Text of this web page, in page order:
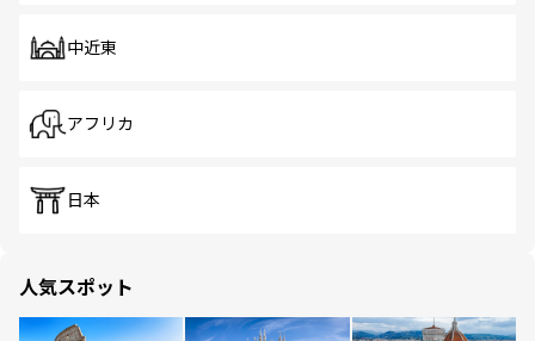
中近東
アフリカ
日本
人気スポット